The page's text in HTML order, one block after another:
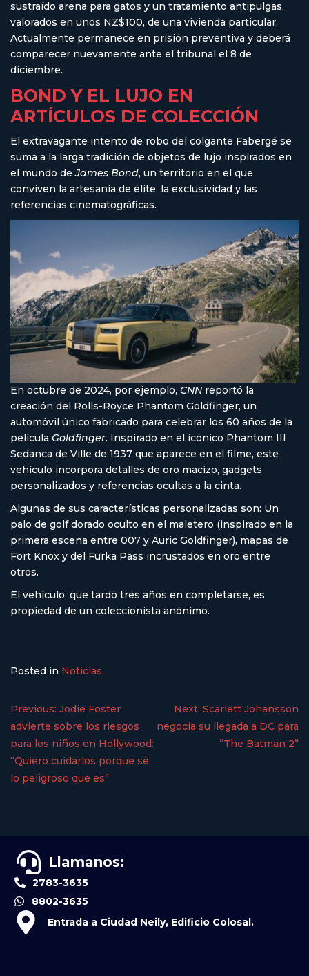
sustraído arena para gatos y un tratamiento antipulgas,
valorados en unos NZ$100, de una vivienda particular.
Actualmente permanece en prisión preventiva y deberá
comparecer nuevamente ante el tribunal el 8 de
diciembre.
BOND Y EL LUJO EN
ARTÍCULOS DE COLECCIÓN
El extravagante intento de robo del colgante Fabergé se
suma a la larga tradición de objetos de lujo inspirados en
el mundo deJames Bond, un territorio en el que
conviven la artesanía de élite, la exclusividad y las
referencias cinematográficas.
En octubre de 2024, por ejemplo, CNN reportó la
creación del Rolls-Royce Phantom Goldfinger, un
automóvil único fabricado para celebrar los 60 años de la
película Goldfinger. Inspirado en el icónico Phantom III
Sedanca de Ville de 1937 que aparece en el filme, este
vehículo incorpora detalles de oro macizo, gadgets
personalizados y referencias ocultas a la cinta.
Algunas de sus características personalizadas son: Un
palo de golf dorado oculto en el maletero (inspirado en la
primera escena entre 007 y Auric Goldfinger), mapas de
Fort Knox y del Furka Pass incrustados en oro entre
otros.
El vehículo, que tardó tres años en completarse, es
propiedad de un coleccionista anónimo.
Posted in Noticias
Previous: Jodie Foster
advierte sobre los riesgos
para los niños en Hollywood:
“Quiero cuidarlos porque sé
lo peligroso que es”
Next: Scarlett Johansson
negocia su llegada a DC para
“The Batman 2”
Llamanos:
2783-3635
8802-3635
Entrada a Ciudad Neily, Edificio Colosal.